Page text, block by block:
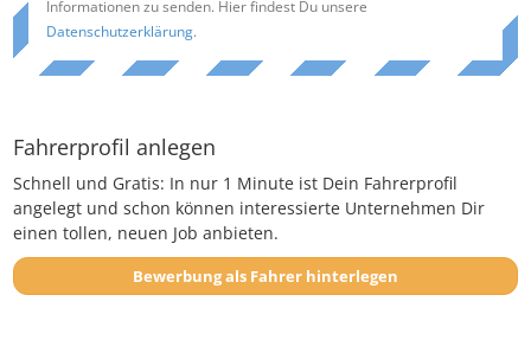
Informationen zu senden. Hier findest Du unsere
Datenschutzerklärung.
Fahrerprofil anlegen
Schnell und Gratis: In nur 1 Minute ist Dein Fahrerprofil
angelegt und schon können interessierte Unternehmen Dir
einen tollen, neuen Job anbieten.
Bewerbung als Fahrer hinterlegen